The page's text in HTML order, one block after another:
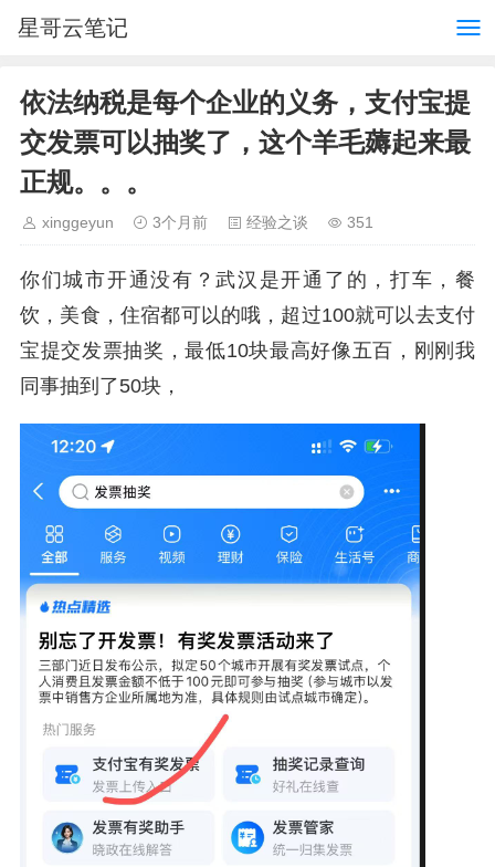
星哥云笔记
依法纳税是每个企业的义务，支付宝提
交发票可以抽奖了，这个羊毛薅起来最
正规。。。
xinggeyun 3个月前 经验之谈 351
你们城市开通没有？武汉是开通了的，打车，餐
饮，美食，住宿都可以的哦，超过100就可以去支付
宝提交发票抽奖，最低10块最高好像五百，刚刚我
同事抽到了50块，